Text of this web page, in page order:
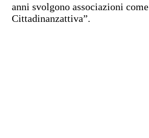
anni svolgono associazioni come
Cittadinanzattiva”.